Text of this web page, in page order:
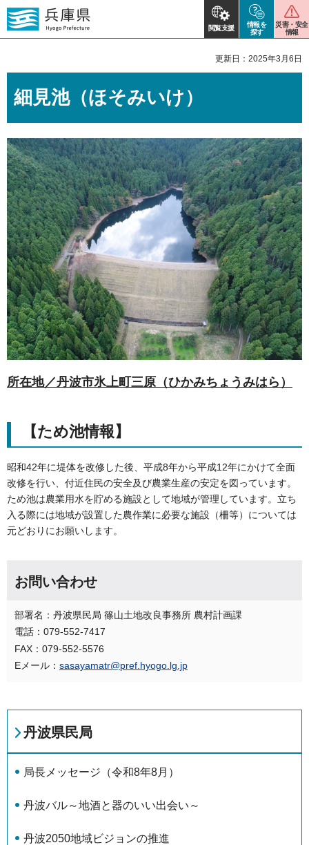
閲覧支援
情報を
探す
災害・安全
情報
更新日：2025年3月6日
細見池（ほそみいけ）
所在地／丹波市氷上町三原（ひかみちょうみはら）
【ため池情報】
昭和42年に堤体を改修した後、平成8年から平成12年にかけて全面
改修を行い、付近住民の安全及び農業生産の安定を図っています。
ため池は農業用水を貯める施設として地域が管理しています。立ち
入る際には地域が設置した農作業に必要な施設（柵等）については
元どおりにお願いします。
お問い合わせ
部署名：丹波県民局 篠山土地改良事務所 農村計画課
電話：079-552-7417
FAX：079-552-5576
Eメール： sasayamatr@pref.hyogo.lg.jp
丹波県民局
局長メッセージ（令和8年8月）
丹波バル～地酒と器のいい出会い～
丹波2050地域ビジョンの推進